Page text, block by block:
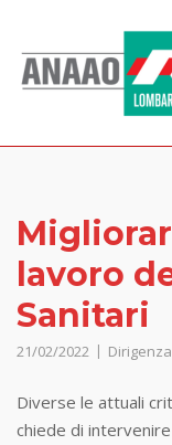
lavoro
Sanitari
21/02/2022
Diverse le attuali
chiede di